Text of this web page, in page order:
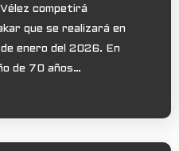
competirá
que se realizará en
enero del 2026. En
de 70 años…